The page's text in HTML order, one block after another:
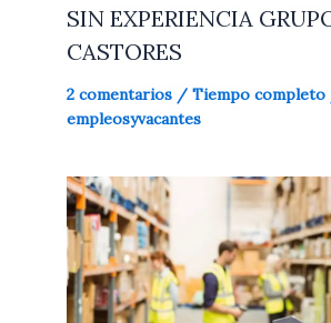
SIN EXPERIENCIA
CASTORES
2 comentarios / Tiempo completo
empleosyvacantes